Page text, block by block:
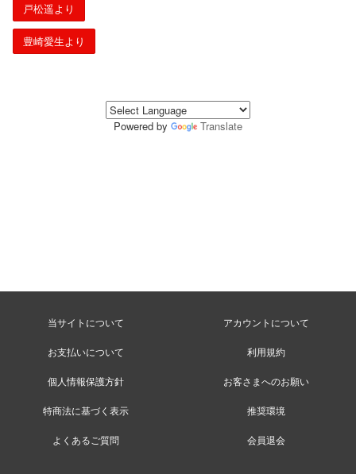
戸松遥より
豊崎愛生より
Powered by Translate
当サイトについて アカウントについて
お支払いについて 利用規約
個人情報保護方針 お客さまへのお願い
特商法に基づく表示 推奨環境
よくあるご質問 会員退会